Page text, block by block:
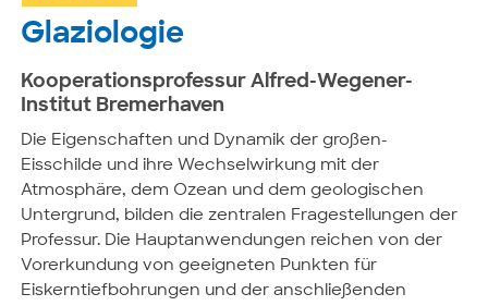
Glaziologie
Kooperationsprofessur Alfred-Wegener-
Institut Bremerhaven
Die Eigenschaften und Dynamik der großen­
Eisschilde und ihre Wechselwirkung mit der
Atmosphäre, dem Ozean und dem geologischen
Untergrund, bilden die zentralen Fragestellungen der
Professur. Die Hauptanwendungen reichen von der
Vorerkundung von geeigneten Punkten für
Eiskerntiefbohrungen und der anschließenden